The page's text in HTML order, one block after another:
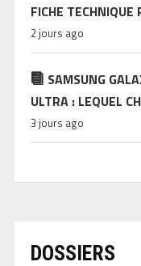
FICHE TECHNIQUE
2 jours ago
SAMSUNG
ULTRA : LEQUEL
3 jours ago
DOSSIERS